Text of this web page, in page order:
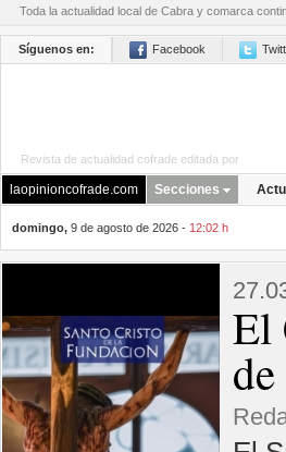
Toda la actualidad local de Cabra y comarca
Síguenos en: Facebook
Revista de actualidad cofrade editada por
laopinioncofrade.com Secciones
domingo, 9 de agosto de 2026 - 12:02 h
El